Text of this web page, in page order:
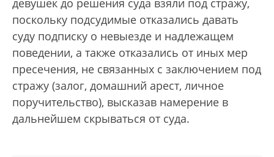
девушек до решения суда взяли под стражу,
поскольку подсудимые отказались давать
суду подписку о невыезде и надлежащем
поведении, а также отказались от иных мер
пресечения, не связанных с заключением под
стражу (залог, домашний арест, личное
поручительство), высказав намерение в
дальнейшем скрываться от суда.